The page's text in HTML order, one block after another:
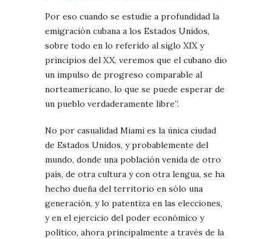
Por eso cuando se estudie a profundidad la
emigración cubana a los Estados Unidos,
sobre todo en lo referido al siglo XIX y
principios del XX, veremos que el cubano dio
un impulso de progreso comparable al
norteamericano, lo que se puede esperar de
un pueblo verdaderamente libre”.
No por casualidad Miami es la única ciudad
de Estados Unidos, y probablemente del
mundo, donde una población venida de otro
país, de otra cultura y con otra lengua, se ha
hecho dueña del territorio en sólo una
generación, y lo patentiza en las elecciones,
y en el ejercicio del poder económico y
político, ahora principalmente a través de la